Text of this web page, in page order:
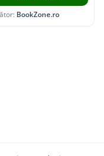
BookZone.ro